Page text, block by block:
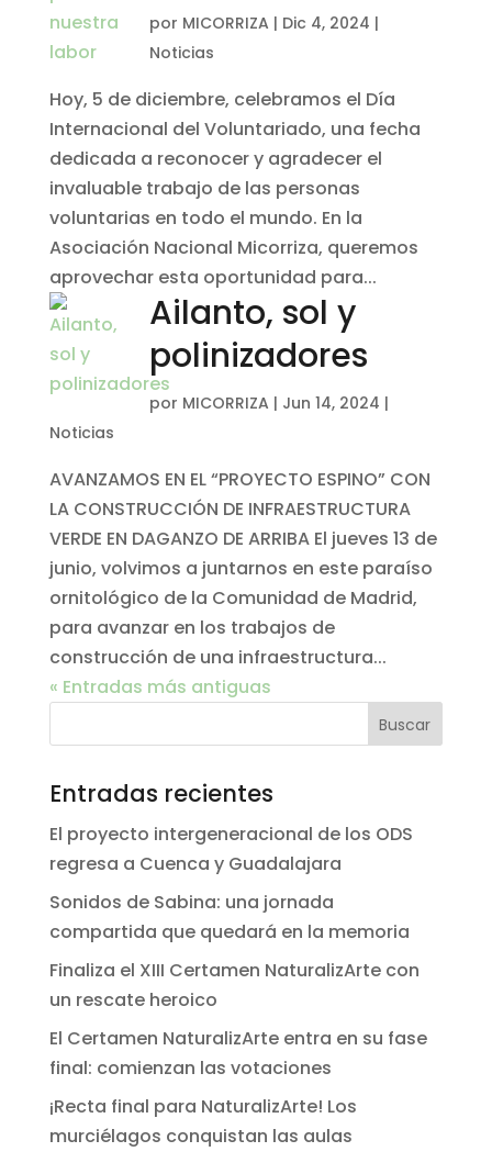
por MICORRIZA | Dic 4, 2024 |
Noticias
Hoy, 5 de diciembre, celebramos el Día
Internacional del Voluntariado, una fecha
dedicada a reconocer y agradecer el
invaluable trabajo de las personas
voluntarias en todo el mundo. En la
Asociación Nacional Micorriza, queremos
aprovechar esta oportunidad para...
Ailanto, sol y
polinizadores
por MICORRIZA | Jun 14, 2024 |
Noticias
AVANZAMOS EN EL “PROYECTO ESPINO” CON
LA CONSTRUCCIÓN DE INFRAESTRUCTURA
VERDE EN DAGANZO DE ARRIBA El jueves 13 de
junio, volvimos a juntarnos en este paraíso
ornitológico de la Comunidad de Madrid,
para avanzar en los trabajos de
construcción de una infraestructura...
« Entradas más antiguas
Entradas recientes
El proyecto intergeneracional de los ODS
regresa a Cuenca y Guadalajara
Sonidos de Sabina: una jornada
compartida que quedará en la memoria
Finaliza el XIII Certamen NaturalizArte con
un rescate heroico
El Certamen NaturalizArte entra en su fase
final: comienzan las votaciones
¡Recta final para NaturalizArte! Los
murciélagos conquistan las aulas